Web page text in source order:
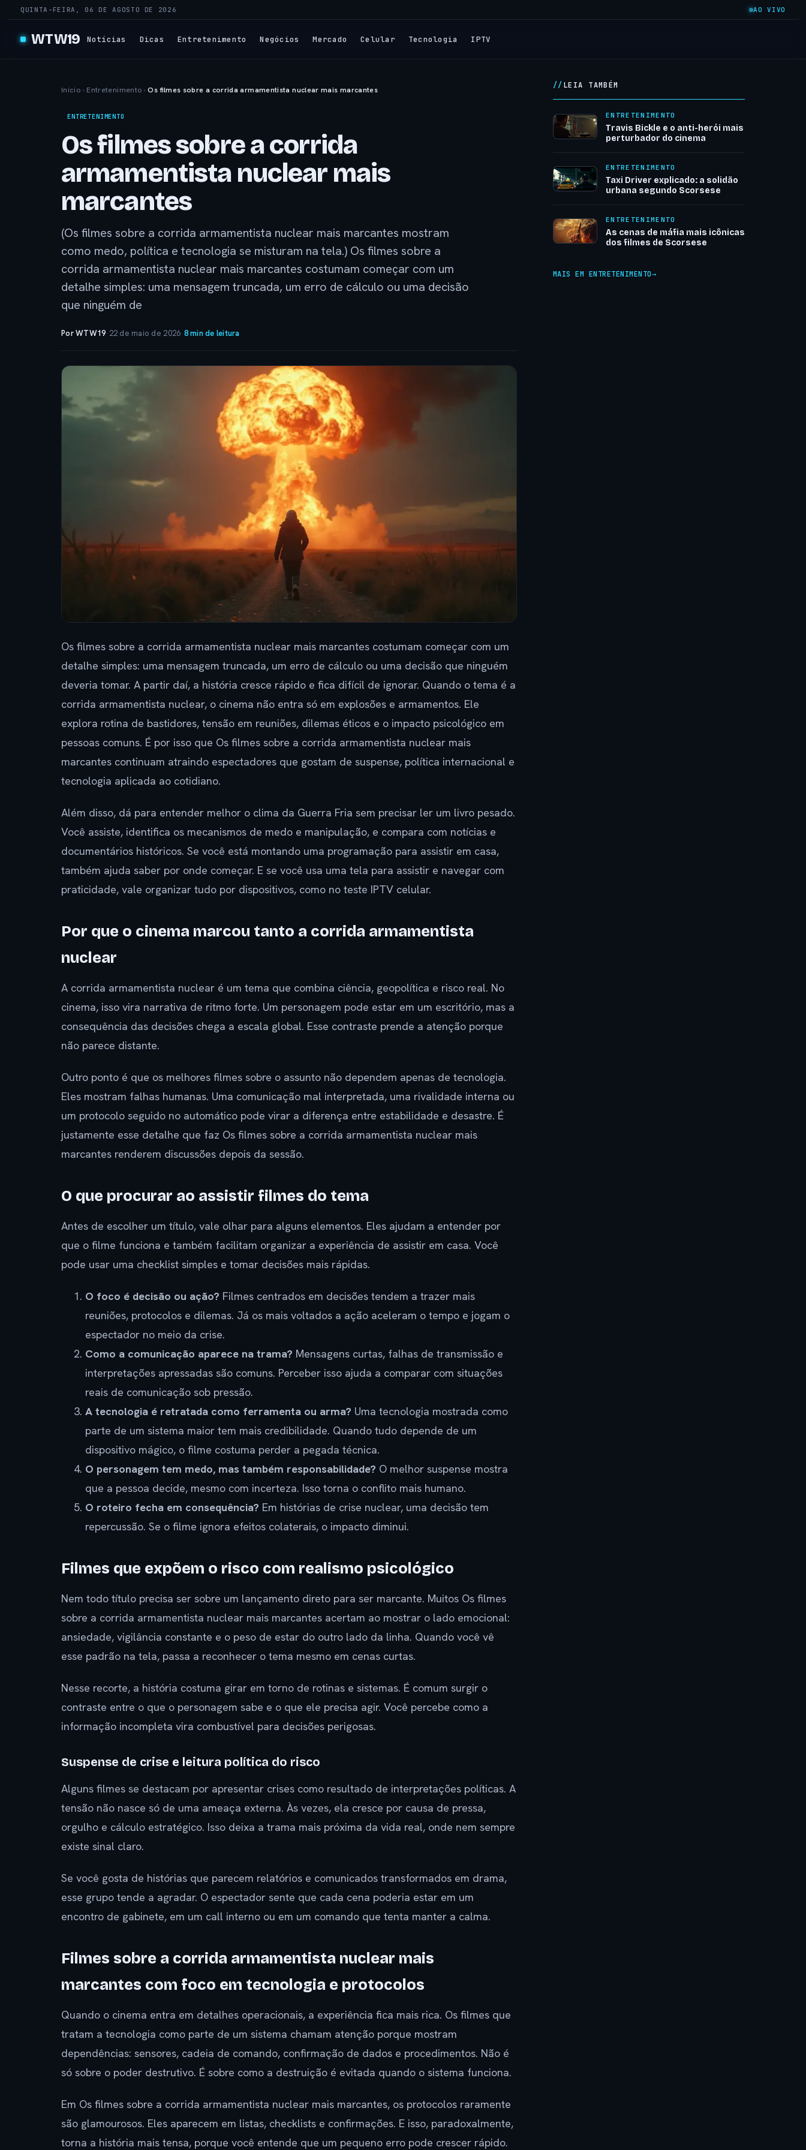
QUINTA-FEIRA, 06 DE AGOSTO DE 2026 AO VIVO
WTW19 Notícias Dicas Entretenimento Negócios Mercado Celular Tecnologia IPTV
Início › Entretenimento › Os filmes sobre a corrida armamentista nuclear mais marcantes
ENTRETENIMENTO
Os filmes sobre a corrida
armamentista nuclear mais
marcantes
(Os filmes sobre a corrida armamentista nuclear mais marcantes mostram
como medo, política e tecnologia se misturam na tela.) Os filmes sobre a
corrida armamentista nuclear mais marcantes costumam começar com um
detalhe simples: uma mensagem truncada, um erro de cálculo ou uma decisão
que ninguém de
Por WTW19· 22 de maio de 2026·8 min de leitura
Os filmes sobre a corrida armamentista nuclear mais marcantes costumam começar com um
detalhe simples: uma mensagem truncada, um erro de cálculo ou uma decisão que ninguém
deveria tomar. A partir daí, a história cresce rápido e fica difícil de ignorar. Quando o tema é a
corrida armamentista nuclear, o cinema não entra só em explosões e armamentos. Ele
explora rotina de bastidores, tensão em reuniões, dilemas éticos e o impacto psicológico em
pessoas comuns. É por isso que Os filmes sobre a corrida armamentista nuclear mais
marcantes continuam atraindo espectadores que gostam de suspense, política internacional e
tecnologia aplicada ao cotidiano.
Além disso, dá para entender melhor o clima da Guerra Fria sem precisar ler um livro pesado.
Você assiste, identifica os mecanismos de medo e manipulação, e compara com notícias e
documentários históricos. Se você está montando uma programação para assistir em casa,
também ajuda saber por onde começar. E se você usa uma tela para assistir e navegar com
praticidade, vale organizar tudo por dispositivos, como no teste IPTV celular.
Por que o cinema marcou tanto a corrida armamentista
nuclear
A corrida armamentista nuclear é um tema que combina ciência, geopolítica e risco real. No
cinema, isso vira narrativa de ritmo forte. Um personagem pode estar em um escritório, mas a
consequência das decisões chega a escala global. Esse contraste prende a atenção porque
não parece distante.
Outro ponto é que os melhores filmes sobre o assunto não dependem apenas de tecnologia.
Eles mostram falhas humanas. Uma comunicação mal interpretada, uma rivalidade interna ou
um protocolo seguido no automático pode virar a diferença entre estabilidade e desastre. É
justamente esse detalhe que faz Os filmes sobre a corrida armamentista nuclear mais
marcantes renderem discussões depois da sessão.
O que procurar ao assistir filmes do tema
Antes de escolher um título, vale olhar para alguns elementos. Eles ajudam a entender por
que o filme funciona e também facilitam organizar a experiência de assistir em casa. Você
pode usar uma checklist simples e tomar decisões mais rápidas.
O foco é decisão ou ação? Filmes centrados em decisões tendem a trazer mais
reuniões, protocolos e dilemas. Já os mais voltados a ação aceleram o tempo e jogam o
espectador no meio da crise.
Como a comunicação aparece na trama? Mensagens curtas, falhas de transmissão e
interpretações apressadas são comuns. Perceber isso ajuda a comparar com situações
reais de comunicação sob pressão.
A tecnologia é retratada como ferramenta ou arma? Uma tecnologia mostrada como
parte de um sistema maior tem mais credibilidade. Quando tudo depende de um
dispositivo mágico, o filme costuma perder a pegada técnica.
O personagem tem medo, mas também responsabilidade? O melhor suspense mostra
que a pessoa decide, mesmo com incerteza. Isso torna o conflito mais humano.
O roteiro fecha em consequência? Em histórias de crise nuclear, uma decisão tem
repercussão. Se o filme ignora efeitos colaterais, o impacto diminui.
Filmes que expõem o risco com realismo psicológico
Nem todo título precisa ser sobre um lançamento direto para ser marcante. Muitos Os filmes
sobre a corrida armamentista nuclear mais marcantes acertam ao mostrar o lado emocional:
ansiedade, vigilância constante e o peso de estar do outro lado da linha. Quando você vê
esse padrão na tela, passa a reconhecer o tema mesmo em cenas curtas.
Nesse recorte, a história costuma girar em torno de rotinas e sistemas. É comum surgir o
contraste entre o que o personagem sabe e o que ele precisa agir. Você percebe como a
informação incompleta vira combustível para decisões perigosas.
Suspense de crise e leitura política do risco
Alguns filmes se destacam por apresentar crises como resultado de interpretações políticas. A
tensão não nasce só de uma ameaça externa. Às vezes, ela cresce por causa de pressa,
orgulho e cálculo estratégico. Isso deixa a trama mais próxima da vida real, onde nem sempre
existe sinal claro.
Se você gosta de histórias que parecem relatórios e comunicados transformados em drama,
esse grupo tende a agradar. O espectador sente que cada cena poderia estar em um
encontro de gabinete, em um call interno ou em um comando que tenta manter a calma.
Filmes sobre a corrida armamentista nuclear mais
marcantes com foco em tecnologia e protocolos
Quando o cinema entra em detalhes operacionais, a experiência fica mais rica. Os filmes que
tratam a tecnologia como parte de um sistema chamam atenção porque mostram
dependências: sensores, cadeia de comando, confirmação de dados e procedimentos. Não é
só sobre o poder destrutivo. É sobre como a destruição é evitada quando o sistema funciona.
Em Os filmes sobre a corrida armamentista nuclear mais marcantes, os protocolos raramente
são glamourosos. Eles aparecem em listas, checklists e confirmações. E isso, paradoxalmente,
torna a história mais tensa, porque você entende que um pequeno erro pode crescer rápido.
LEIA TAMBÉM
ENTRETENIMENTO
Travis Bickle e o anti-herói mais
perturbador do cinema
ENTRETENIMENTO
Taxi Driver explicado: a solidão
urbana segundo Scorsese
ENTRETENIMENTO
As cenas de máfia mais icônicas
dos filmes de Scorsese
MAIS EM ENTRETENIMENTO